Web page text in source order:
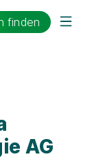
finden
AG